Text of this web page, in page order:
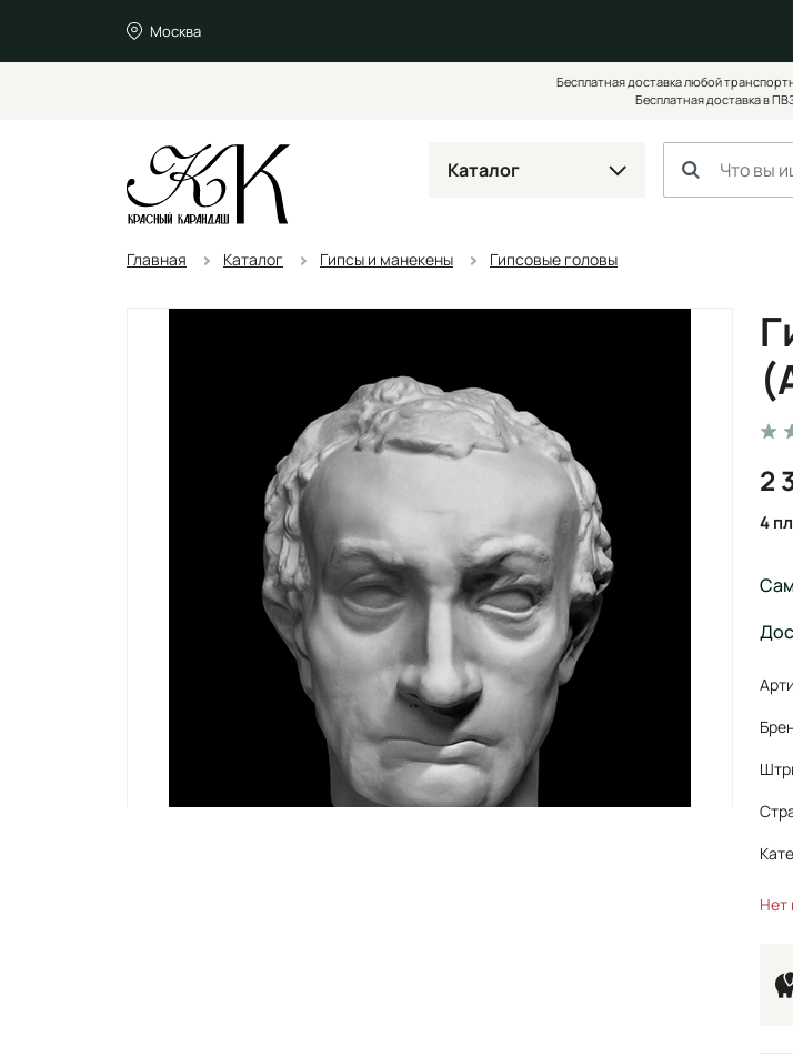
Москва
Бесплатная доставка любой
Бесплатная доставка в
Каталог
Главная Каталог Гипсы и манекены Гипсовые головы
2
4
Нет